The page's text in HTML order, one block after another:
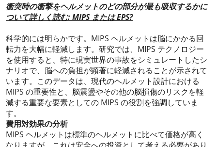
衝突時の衝撃をヘルメットのどの部分が最も吸収するかに
ついて詳しく読む: MIPS または EPS?
科学的には明らかです。MIPS ヘルメットは脳にかかる回
転力を大幅に軽減します。研究では、MIPS テクノロジー
を使用すると、特に現実世界の事故をシミュレートしたシ
ナリオで、脳への負担が顕著に軽減されることが示されて
います。このデータは、現代のヘルメット設計における
MIPS の重要性と、脳震盪やその他の脳損傷のリスクを軽
減する重要な要素としての MIPS の役割を強調していま
す。
費用対効果の分析
MIPS ヘルメットは標準のヘルメットに比べて価格が高く
なりますが、これは安全への投資として考える必要があり